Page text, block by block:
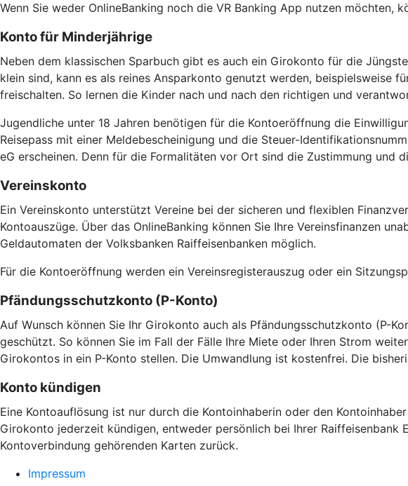
Wenn Sie weder OnlineBanking noch die VR Banking App nutzen möchten,
Konto für Minderjährige
Neben dem klassischen Sparbuch gibt es auch ein Girokonto für die
klein sind, kann es als reines Ansparkonto genutzt werden, beispielsweise
freischalten. So lernen die Kinder nach und nach den richtigen und
Jugendliche unter 18 Jahren benötigen für die Kontoeröffnung die
Reisepass mit einer Meldebescheinigung und die Steuer-
eG erscheinen. Denn für die Formalitäten vor Ort sind die Zustimmung
Vereinskonto
Ein Vereinskonto unterstützt Vereine bei der sicheren und flexiblen
Kontoauszüge. Über das OnlineBanking können Sie Ihre Vereinsfinanzen
Geldautomaten der Volksbanken Raiffeisenbanken möglich.
Für die Kontoeröffnung werden ein Vereinsregisterauszug oder ein
Pfändungsschutzkonto (P-Konto)
Auf Wunsch können Sie Ihr Girokonto auch als Pfändungsschutzkonto (P-
geschützt. So können Sie im Fall der Fälle Ihre Miete oder Ihren Strom
Girokontos in ein P-Konto stellen. Die Umwandlung ist kostenfrei. Die
Konto kündigen
Eine Kontoauflösung ist nur durch die Kontoinhaberin oder den
Girokonto jederzeit kündigen, entweder persönlich bei Ihrer
Kontoverbindung gehörenden Karten zurück.
Impressum